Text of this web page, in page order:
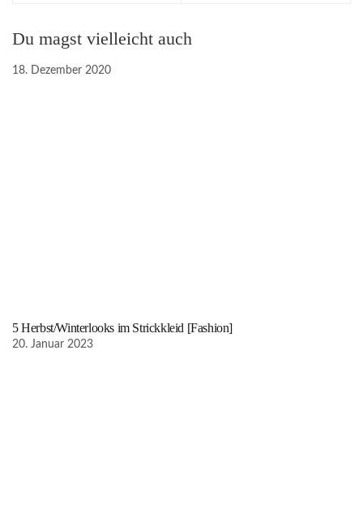
Du magst vielleicht auch
18. Dezember 2020
5 Herbst/Winterlooks im Strickkleid [Fashion]
20. Januar 2023